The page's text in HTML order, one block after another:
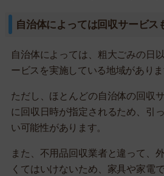
自治体によっては回収サービス
自治体によっては、粗大ごみの日
ービスを実施している地域がありま
ただし、ほとんどの自治体の回収
に回収日時が指定されるため、引
い可能性があります。
また、不用品回収業者と違って、
くてはいけないため、家具や家電